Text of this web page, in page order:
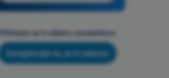
Přihlaste se k odběru newsletteru
Zaregistrujte se, je to zdarma